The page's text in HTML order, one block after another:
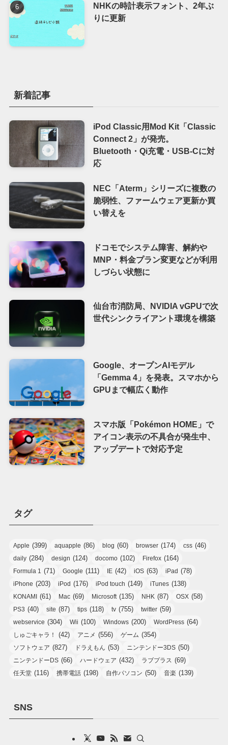
NHKの時計表示フォント、2年ぶ
りに更新
新着記事
iPod Classic用Mod Kit「Classic
Connect 2」が発売。
Bluetooth・Qi充電・USB-Cに対
応
NEC「Aterm」シリーズに複数の
脆弱性、ファームウェア更新か買
い替えを
ドコモでシステム障害、解約や
MNP・料金プラン変更などが利用
しづらい状態に
仙台市消防局、NVIDIA vGPUで次
世代シンクライアント環境を構築
Google、オープンAIモデル
「Gemma 4」を発表。スマホから
GPUまで幅広く動作
スマホ版「Pokémon HOME」で
アイコン表示の不具合が発生中、
アップデートで対応予定
タグ
Apple (399) aquapple (86) blog (60) browser (174) css (46)
daily (284) design (124) docomo (102) Firefox (164)
Formula 1 (71) Google (111) IE (42) iOS (63) iPad (78)
iPhone (203) iPod (176) iPod touch (149) iTunes (138)
KONAMI (61) Mac (69) Microsoft(135) NHK (87) OSX (58)
PS3 (40) site (87) tips (118) tv (755) twitter (59)
webservice (304) Wii (100) Windows (200) WordPress (64)
しゅごキャラ！ (42) アニメ (556) ゲーム (354)
ソフトウェア (827) ドラえもん (53) ニンテンドー3DS (50)
ニンテンドーDS (66) ハードウェア (432) ラブプラス (69)
任天堂 (116) 携帯電話 (198) 自作パソコン (50) 音楽 (139)
SNS